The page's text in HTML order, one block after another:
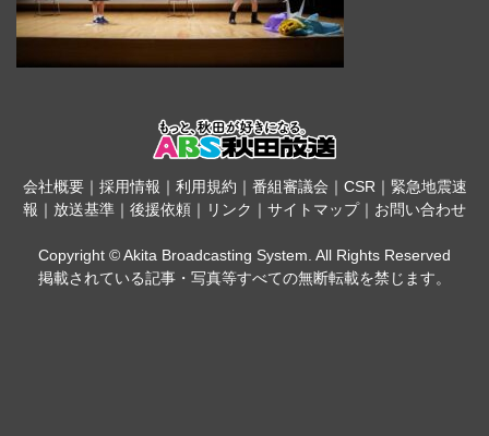
会社概要｜ 採用情報 ｜ 利用規約 ｜ 番組審議会 ｜ CSR｜ 緊急地震速
報 ｜ 放送基準 ｜ 後援依頼 ｜ リンク ｜ サイトマップ｜ お問い合わせ
Copyright © Akita Broadcasting System. All Rights Reserved
掲載されている記事・写真等すべての無断転載を禁じます。